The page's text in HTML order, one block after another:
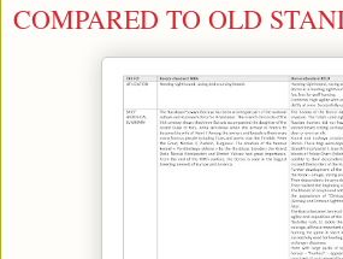
COMPARED TO OLD